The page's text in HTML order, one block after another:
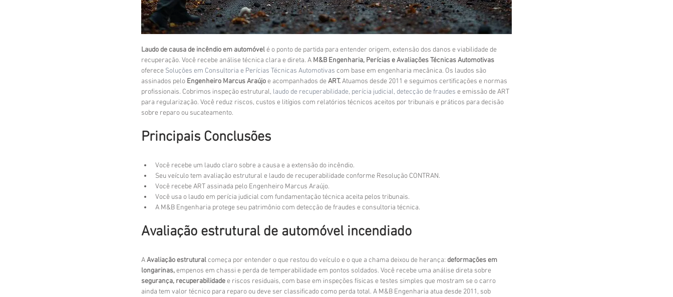
Laudo de causa de incêndio em automóvel é o ponto de partida para entender origem, extensão dos danos e viabilidade de
recuperação. Você recebe análise técnica clara e direta. A M&B Engenharia, Perícias e Avaliações Técnicas Automotivas
oferece Soluções em Consultoria e Perícias Técnicas Automotivas com base em engenharia mecânica. Os laudos são
assinados pelo Engenheiro Marcus Araújo e acompanhados de ART. Atuamos desde 2011 e seguimos certificações e normas
profissionais. Cobrimos inspeção estrutural, laudo de recuperabilidade, perícia judicial, detecção de fraudes e emissão de ART
para regularização. Você reduz riscos, custos e litígios com relatórios técnicos aceitos por tribunais e práticos para decisão
sobre reparo ou sucateamento.
Principais Conclusões
Você recebe um laudo claro sobre a causa e a extensão do incêndio.
Seu veículo tem avaliação estrutural e laudo de recuperabilidade conforme Resolução CONTRAN.
Você recebe ART assinada pelo Engenheiro Marcus Araújo.
Você usa o laudo em perícia judicial com fundamentação técnica aceita pelos tribunais.
A M&B Engenharia protege seu patrimônio com detecção de fraudes e consultoria técnica.
Avaliação estrutural de automóvel incendiado
A Avaliação estrutural começa por entender o que restou do veículo e o que a chama deixou de herança: deformações em
longarinas, empenos em chassi e perda de temperabilidade em pontos soldados. Você recebe uma análise direta sobre
segurança, recuperabilidade e riscos residuais, com base em inspeções físicas e testes simples que mostram se o carro
ainda tem valor técnico para reparo ou deve ser classificado como perda total. A M&B Engenharia atua desde 2011, sob